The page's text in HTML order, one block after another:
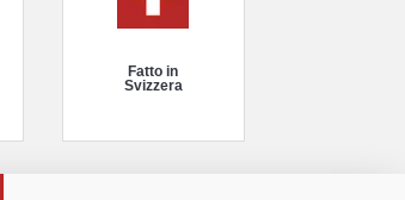
Fatto in
Svizzera